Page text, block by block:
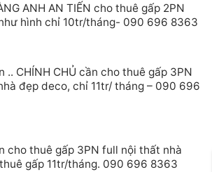
ANH AN TIẾN cho thuê gấp 2PN
hình chỉ 10tr/tháng- 090 696 8363
.. CHÍNH CHỦ cần cho thuê gấp 3PN
đẹp deco, chỉ 11tr/ tháng – 090 696
cho thuê gấp 3PN full nội thất nhà
gấp 11tr/tháng. 090 696 8363